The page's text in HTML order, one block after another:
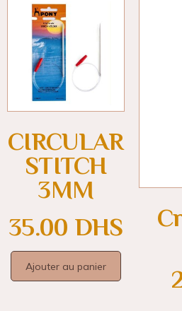
CIRCULAR
STITCH
3MM
35.00 DHS
Ajouter au panier